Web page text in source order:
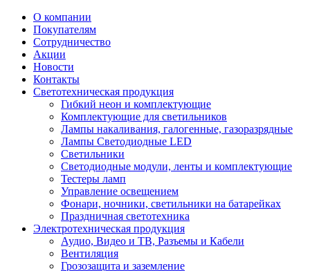
О компании
Покупателям
Сотрудничество
Акции
Новости
Контакты
Светотехническая продукция
Гибкий неон и комплектующие
Комплектующие для светильников
Лампы накаливания, галогенные, газоразрядные
Лампы Светодиодные LED
Светильники
Светодиодные модули, ленты и комплектующие
Тестеры ламп
Управление освещением
Фонари, ночники, светильники на батарейках
Праздничная светотехника
Электротехническая продукция
Аудио, Видео и ТВ, Разъемы и Кабели
Вентиляция
Грозозащита и заземление